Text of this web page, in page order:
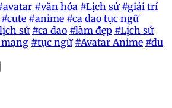
#văn hóa #Lịch sử #giải trí
#cute #anime #ca dao tục ngữ
sử #ca dao #làm đẹp #Lịch sử
#tục ngữ #Avatar Anime #du